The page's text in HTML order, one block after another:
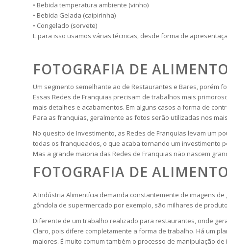
• Bebida temperatura ambiente (vinho)
• Bebida Gelada (caipirinha)
• Congelado (sorvete)
E para isso usamos várias técnicas, desde forma de
FOTOGRAFIA DE
Um segmento semelhante ao de Restaurantes e Bares, porém
Essas Redes de Franquias precisam de trabalhos mais
mais detalhes e acabamentos. Em alguns casos a forma de
Para as franquias, geralmente as fotos serão utilizadas nos
No quesito de Investimento, as Redes de Franquias levam um
todas os franqueados, o que acaba tornando um investimento
Mas a grande maioria das Redes de Franquias não nascem
FOTOGRAFIA DE
A Indústria Alimentícia demanda constantemente de imagens
gôndola de supermercado por exemplo, são milhares de
Diferente de um trabalho realizado para restaurantes, onde
Claro, pois difere completamente a forma de trabalho. Há um
maiores. É muito comum também o processo de manipulação